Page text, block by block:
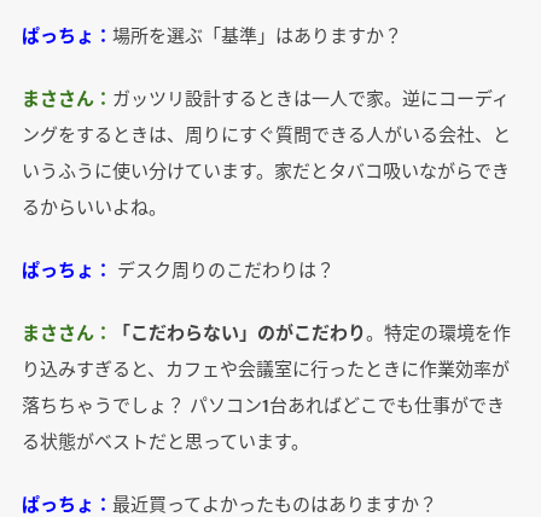
ぱっちょ： 場所を選ぶ「基準」はありますか？
まささん： ガッツリ設計するときは一人で家。逆にコーディ
ングをするときは、周りにすぐ質問できる人がいる会社、と
いうふうに使い分けています。家だとタバコ吸いながらでき
るからいいよね。
ぱっちょ： デスク周りのこだわりは？
まささん： 「こだわらない」のがこだわり。特定の環境を作
り込みすぎると、カフェや会議室に行ったときに作業効率が
落ちちゃうでしょ？ パソコン1台あればどこでも仕事ができ
る状態がベストだと思っています。
ぱっちょ： 最近買ってよかったものはありますか？